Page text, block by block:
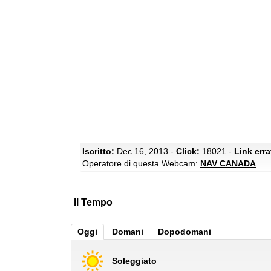
Iscritto: Dec 16, 2013 - Click: 18021 - Link
Operatore di questa Webcam: NAV CANADA
Il Tempo
Oggi Domani Dopodomani
Soleggiato